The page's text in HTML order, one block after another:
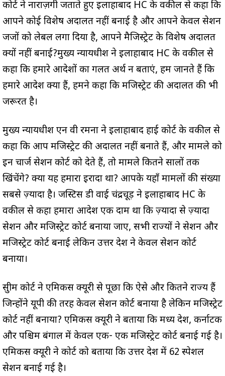
कोर्ट ने नाराज़गी जताते हुए इलाहाबाद HC के वकील से कहा कि
आपने कोई विशेष अदालत नहीं बनाई है और आपने केवल सेशन
जजों को लेबल लगा दिया है, आपने मैजिस्ट्रेट के विशेष अदालत
क्यों नहीं बनाई?मुख्य न्यायधीश ने इलाहाबाद HC के वकील से
कहा कि हमारे आदेशों का गलत अर्थ न बताएं, हम जानते हैं कि
हमारे आदेश क्या हैं, हमने कहा कि मजिस्ट्रेट की अदालत की भी
जरूरत है।
मुख्य न्यायधीश एन वी रमना ने इलाहाबाद हाई कोर्ट के वकील से
कहा कि आप मजिस्ट्रेट की अदालत नहीं बनाते हैं, और मामले को
इन चार्ज सेशन कोर्ट को देते हैं, तो मामले कितने सालों तक
खिंचेंगे? क्या यह हमारा इरादा था? आपके यहाँ मामलों की संख्या
सबसे ज़्यादा है। जस्टिस डी वाई चंद्रचूड़ ने इलाहाबाद HC के
वकील से कहा हमारा आदेश एक दाम था कि ज़्यादा से ज़्यादा
सेशन और मजिस्ट्रेट कोर्ट बनाया जाए, सभी राज्यों ने सेशन और
मजिस्ट्रेट कोर्ट बनाई लेकिन उत्तर प्रदेश ने केवल सेशन कोर्ट
बनाया।
सुप्रीम कोर्ट ने एमिकस क्यूरी से पूछा कि ऐसे और कितने राज्य हैं
जिन्होंने यूपी की तरह केवल सेशन कोर्ट बनाया है लेकिन मजिस्ट्रेट
कोर्ट नहीं बनाया? एमिकस क्यूरी ने बताया कि मध्य प्रदेश, कर्नाटक
और पश्चिम बंगाल में केवल एक- एक मजिस्ट्रेट कोर्ट बनाई गई है।
एमिकस क्यूरी ने कोर्ट को बताया कि उत्तर प्रदेश में 62 स्पेशल
सेशन बनाई गई है।